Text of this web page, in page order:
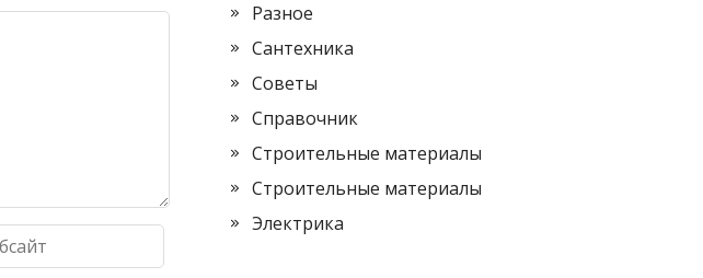
Разное
Сантехника
Советы
Справочник
Строительные материалы
Строительные материалы
Электрика